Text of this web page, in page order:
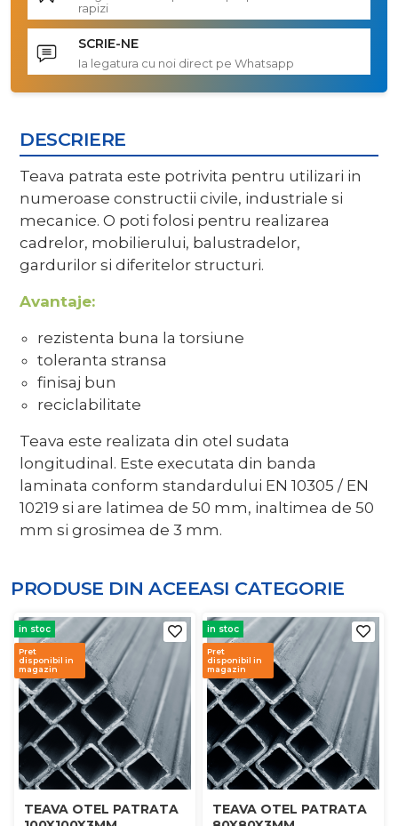
rapizi
SCRIE-NE
Ia legatura cu noi direct pe Whatsapp
DESCRIERE
Teava patrata este potrivita pentru utilizari in
numeroase constructii civile, industriale si
mecanice. O poti folosi pentru realizarea
cadrelor, mobilierului, balustradelor,
gardurilor si diferitelor structuri.
Avantaje:
rezistenta buna la torsiune
toleranta stransa
finisaj bun
reciclabilitate
Teava este realizata din otel sudata
longitudinal. Este executata din banda
laminata conform standardului EN 10305 / EN
10219 si are latimea de 50 mm, inaltimea de 50
mm si grosimea de 3 mm.
PRODUSE DIN ACEEASI CATEGORIE
in stoc
Pret
disponibil in
magazin
TEAVA OTEL PATRATA
in stoc
Pret
disponibil in
magazin
TEAVA OTEL PATRATA